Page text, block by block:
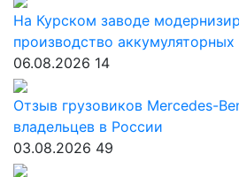
На Курском заводе
производство аккумуляторных
06.08.2026 14
Отзыв грузовиков Mercedes-
владельцев в России
03.08.2026 49